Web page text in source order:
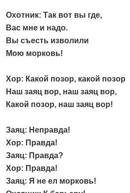
Охотник: Так вот вы где,
Вас мне и надо.
Вы съесть изволили
Мою морковь!
Хор: Какой позор, какой позор
Наш заяц вор, наш заяц вор,
Какой позор, наш заяц вор!
Заяц: Неправда!
Хор: Правда!
Заяц: Правда?
Хор: Правда!
Заяц: Я не ел морковь!